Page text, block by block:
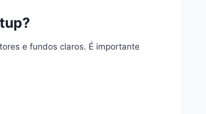
e fundos claros. É importante